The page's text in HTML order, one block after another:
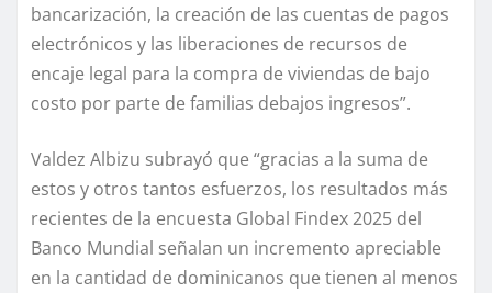
bancarización, la creación de las cuentas de pagos
electrónicos y las liberaciones de recursos de
encaje legal para la compra de viviendas de bajo
costo por parte de familias debajos ingresos”.
Valdez Albizu subrayó que “gracias a la suma de
estos y otros tantos esfuerzos, los resultados más
recientes de la encuesta Global Findex 2025 del
Banco Mundial señalan un incremento apreciable
en la cantidad de dominicanos que tienen al menos